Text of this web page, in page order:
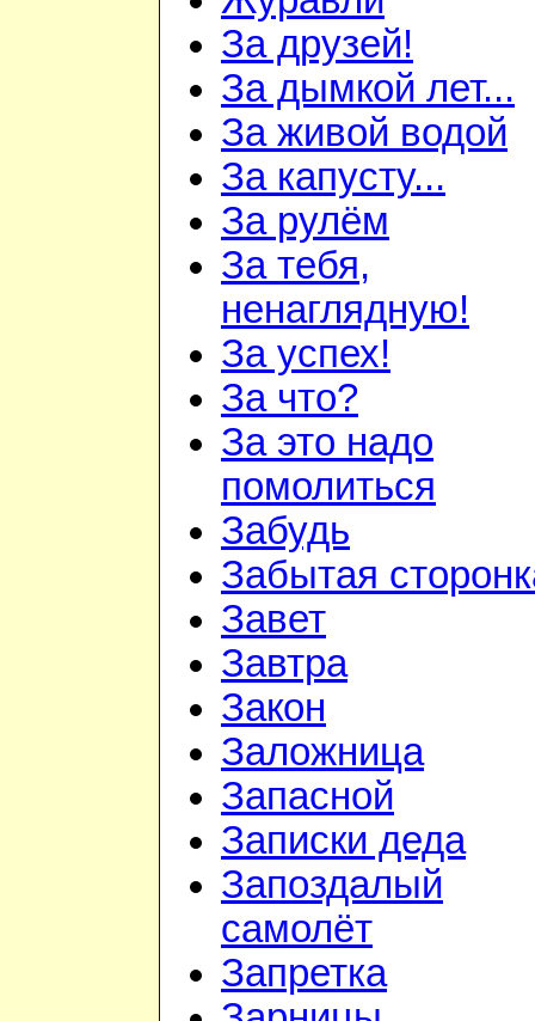
За друзей!
За дымкой лет...
За живой водой
За капусту...
За рулём
За тебя,
ненаглядную!
За успех!
За что?
За это надо
помолиться
Забудь
Забытая
Завет
Завтра
Закон
Заложница
Запасной
Записки деда
Запоздалый
самолёт
Запретка